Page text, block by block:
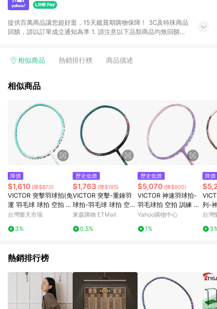
提供百萬商品讓您超好逛，15天鑑賞期購物保障！ 3C及特殊商品
回饋，請以訂單成立通知為準 1. 請注意以下品類商品均無回饋：
電玩/遊戲/相機/單眼/鏡頭/拍立得 [2024/6/1起適用] -內接硬
的購回饋活動享Yahoo超贈點回饋者 - 購物中心商店之商品：商
3. 訂單回饋金額將扣除運費/購物金/超贈點/福利金/紅利折抵/折
價券等虛擬貨幣折抵 4. 大宗採購或批發轉賣不具回饋資格： 如
有相關事證認定您為大宗採購、批發轉賣而非最終消費使用者，
相關認定以Yahoo購物中心之認定為準
相似商品 熱銷排行榜 商品描述
相似商品
降價
$1,610 (降$870)
VICTOR 突擊羽球拍(免
運 羽毛球 球拍 空拍 訓
練 勝利「TK-280EX-R
台灣樂天市場
3%
歷史低價
$1,763 (降$195)
VICTOR 突擊-重錘羽
球拍-羽毛球 球拍 空拍
訓練 勝利
東森購物 ETMall
0.5%
歷史低價
$5,070 (降$900)
VICTOR 神速羽球拍-
羽毛球拍 空拍 訓練 勝
利 台灣製 ARS-90F-J-
Yahoo購物中心
1%
降價
列-
灣製
J」
台灣
熱銷排行榜